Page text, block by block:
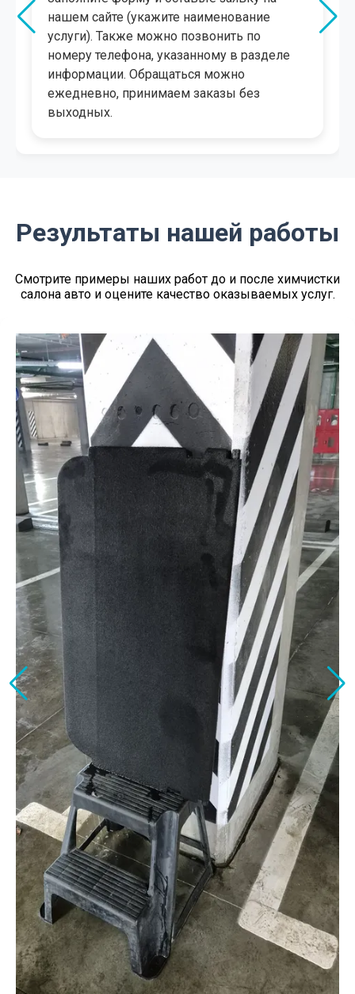
нашем сайте (укажите наименование
услуги). Также можно позвонить по
номеру телефона, указанному в разделе
информации. Обращаться можно
ежедневно, принимаем заказы без
выходных.
Результаты нашей работы
Смотрите примеры наших работ до и после химчистки
салона авто и оцените качество оказываемых услуг.